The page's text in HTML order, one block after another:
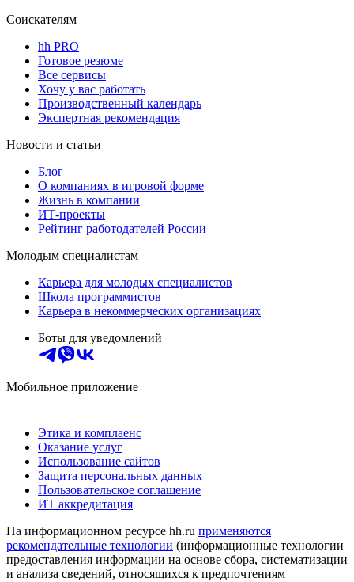
Соискателям
hh PRO
Готовое резюме
Все сервисы
Хочу у вас работать
Производственный календарь
Экспертная рекомендация
Новости и статьи
Блог
О компаниях в игровой форме
Жизнь в компании
ИТ-проекты
Рейтинг работодателей России
Молодым специалистам
Карьера для молодых специалистов
Школа программистов
Карьера в некоммерческих организациях
Боты для уведомлений
Мобильное приложение
Этика и комплаенс
Оказание услуг
Использование сайтов
Защита персональных данных
Пользовательское соглашение
ИТ аккредитация
На информационном ресурсе hh.ru применяются
рекомендательные технологии (информационные технологии
предоставления информации на основе сбора, систематизации
и анализа сведений, относящихся к предпочтениям